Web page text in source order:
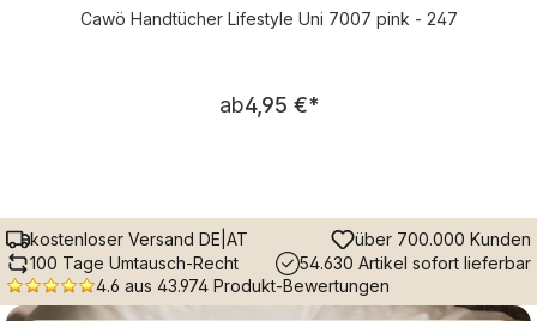
Cawö Handtücher Lifestyle Uni 7007 pink - 247
Regulärer Preis:
ab4,95 €*
kostenloser Versand DE|AT
über 700.000 Kunden
100 Tage Umtausch-Recht
54.630 Artikel sofort lieferbar
4.6 aus 43.974 Produkt-Bewertungen